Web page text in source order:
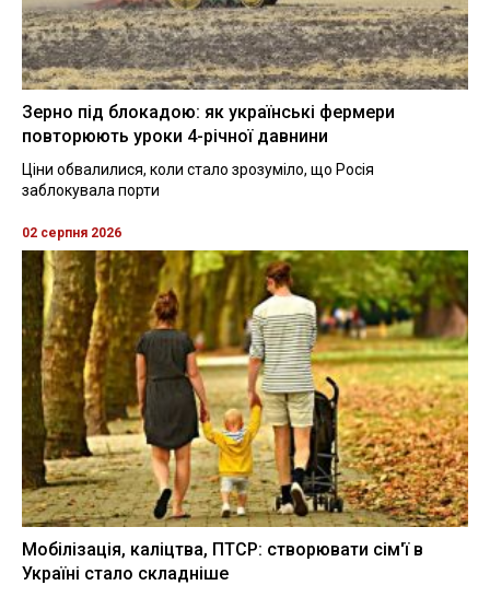
Зерно під блокадою: як українські фермери
повторюють уроки 4-річної давнини
Ціни обвалилися, коли стало зрозуміло, що Росія
заблокувала порти
02 серпня 2026
Мобілізація, каліцтва, ПТСР: створювати сім'ї в
Україні стало складніше